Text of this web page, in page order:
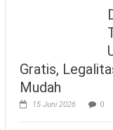
Gratis,
Mudah
15 Juni 2026 0